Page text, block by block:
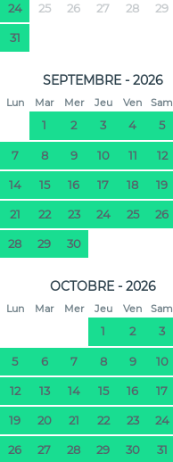
24 25 26 27 28 29
31
SEPTEMBRE - 2026
Lun Mar Mer Jeu Ven Sam
1 2 3 4 5
7 8 9 10 11 12
14 15 16 17 18 19
21 22 23 24 25 26
28 29 30
OCTOBRE - 2026
Lun Mar Mer Jeu Ven Sam
1 2 3
5 6 7 8 9 10
12 13 14 15 16 17
19 20 21 22 23 24
26 27 28 29 30 31